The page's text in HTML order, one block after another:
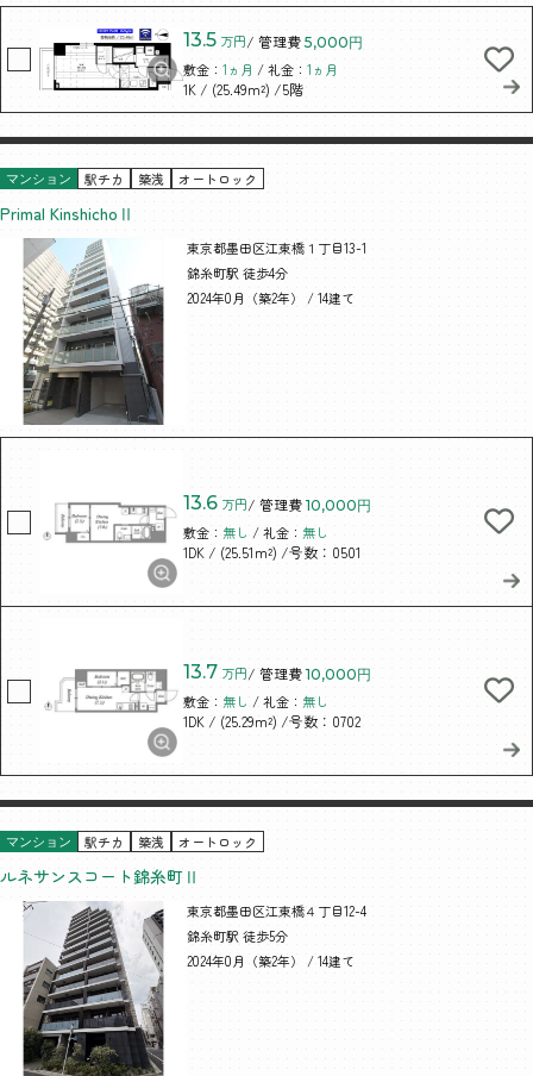
13.5 万円/ 管理費 5,000円
敷金：1ヵ月 / 礼金：1ヵ月
1K / (25.49m²) /5階
マンション 駅チカ 築浅 オートロック
Primal KinshichoⅡ
東京都墨田区江東橋１丁目13-1
錦糸町駅 徒歩4分
2024年0月（築2年） / 14建て
13.6 万円/ 管理費 10,000円
敷金： 無し / 礼金： 無し
1DK / (25.51m²) /号数：0501
13.7 万円/ 管理費 10,000円
敷金： 無し / 礼金： 無し
1DK / (25.29m²) /号数：0702
マンション 駅チカ 築浅 オートロック
ルネサンスコート錦糸町Ⅱ
東京都墨田区江東橋４丁目12-4
錦糸町駅 徒歩5分
2024年0月（築2年） / 14建て